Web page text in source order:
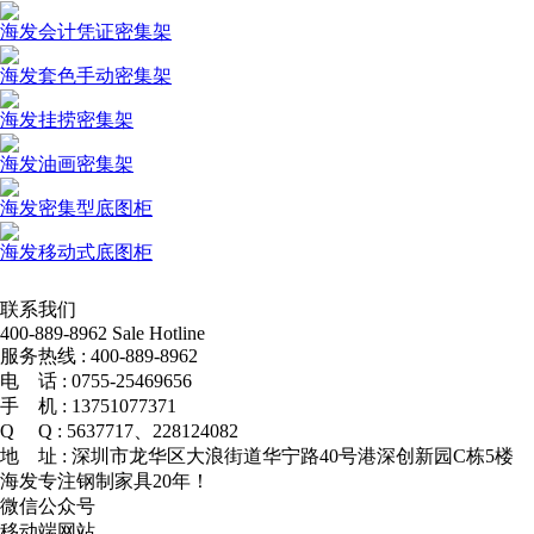
海发会计凭证密集架
海发套色手动密集架
海发挂捞密集架
海发油画密集架
海发密集型底图柜
海发移动式底图柜
联系我们
400-889-8962 Sale Hotline
服务热线 : 400-889-8962
电 话 : 0755-25469656
手 机 : 13751077371
Q Q : 5637717、228124082
地 址 : 深圳市龙华区大浪街道华宁路40号港深创新园C栋5楼
海发专注钢制家具20年！
微信公众号